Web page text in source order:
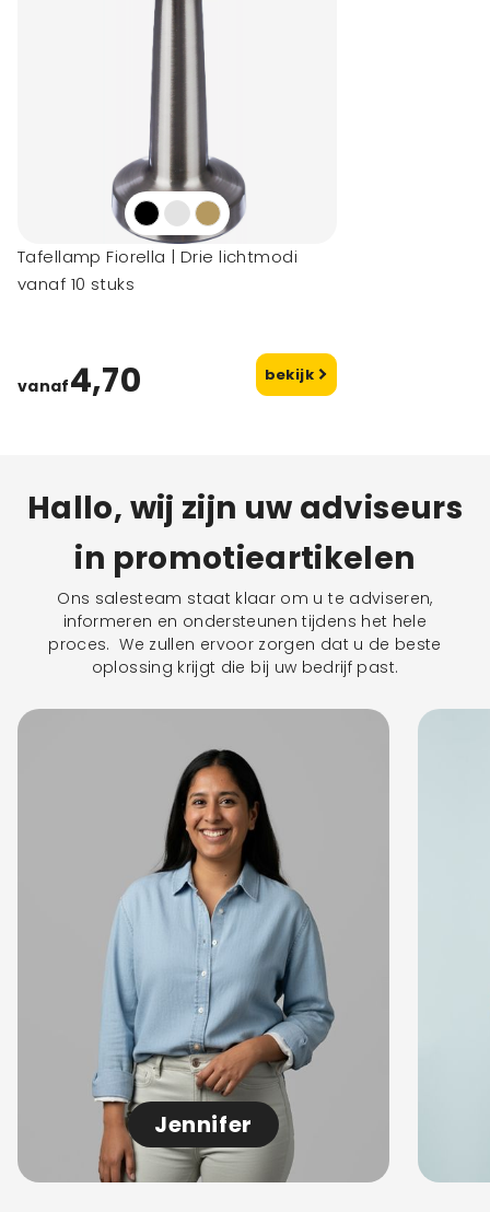
Tafellamp Fiorella | Drie lichtmodi
vanaf 10 stuks
vanaf4,70 bekijk
Hallo, wij zijn uw adviseurs
in promotieartikelen
Ons salesteam staat klaar om u te adviseren,
informeren en ondersteunen tijdens het hele
proces. We zullen ervoor zorgen dat u de beste
oplossing krijgt die bij uw bedrijf past.
Jennifer